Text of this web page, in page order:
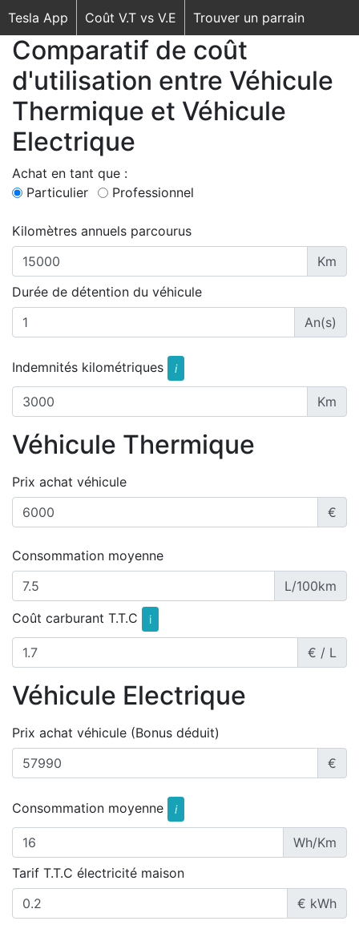
Tesla App Coût V.T vs V.E Trouver un parrain
Comparatif de coût
d'utilisation entre Véhicule
Thermique et Véhicule
Electrique
Achat en tant que :
Particulier
Professionnel
Kilomètres annuels parcourus
Km
Durée de détention du véhicule
An(s)
Indemnités kilométriques i
Km
Véhicule Thermique
Prix achat véhicule
€
Consommation moyenne
L/100km
Coût carburant T.T.C
i
€ / L
Véhicule Electrique
Prix achat véhicule (Bonus déduit)
€
Consommation moyenne i
Wh/Km
Tarif T.T.C électricité maison
€ kWh